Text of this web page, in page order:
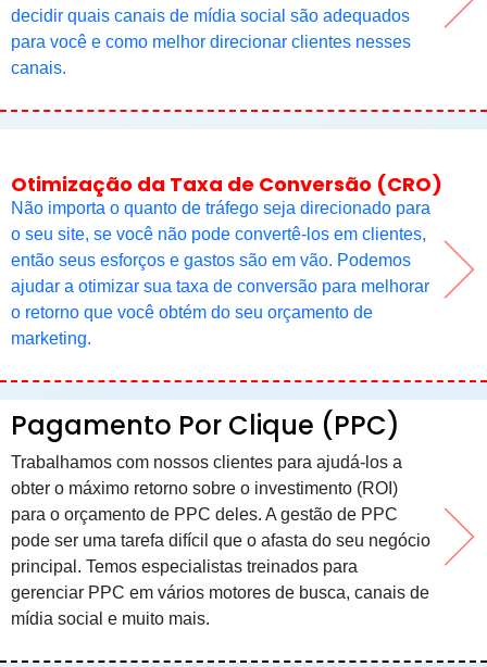
decidir quais canais de mídia social são adequados
para você e como melhor direcionar clientes nesses
canais.
Otimização da Taxa de Conversão (CRO)
Não importa o quanto de tráfego seja direcionado para
o seu site, se você não pode convertê-los em clientes,
então seus esforços e gastos são em vão. Podemos
ajudar a otimizar sua taxa de conversão para melhorar
o retorno que você obtém do seu orçamento de
marketing.
Pagamento Por Clique (PPC)
Trabalhamos com nossos clientes para ajudá-los a
obter o máximo retorno sobre o investimento (ROI)
para o orçamento de PPC deles. A gestão de PPC
pode ser uma tarefa difícil que o afasta do seu negócio
principal. Temos especialistas treinados para
gerenciar PPC em vários motores de busca, canais de
mídia social e muito mais.